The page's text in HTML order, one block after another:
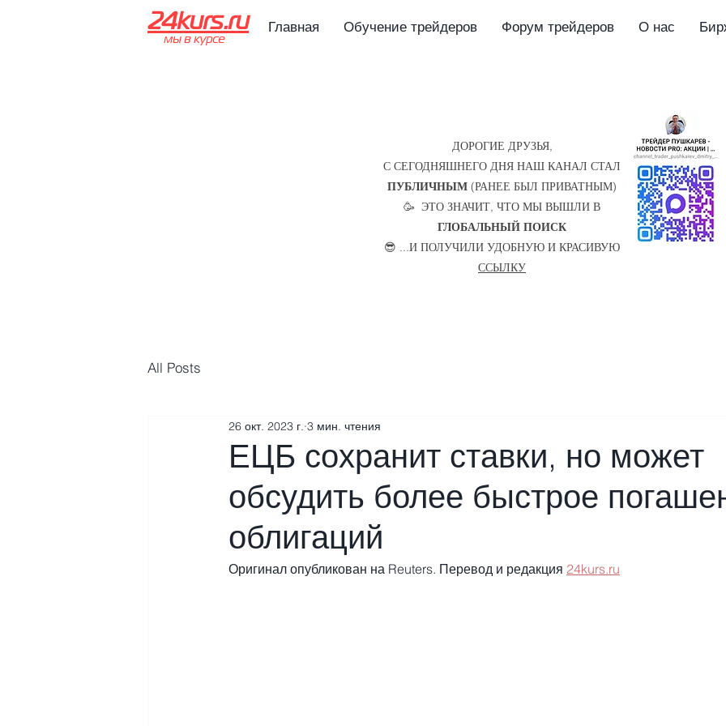
24kurs.ru
мы в курсе
Главная Обучение трейдеров Форум трейдеров О нас
ДОРОГИЕ ДРУЗЬЯ,
С СЕГОДНЯШНЕГО ДНЯ НАШ КАНАЛ СТАЛ
ПУБЛИЧНЫМ (РАНЕЕ БЫЛ ПРИВАТНЫМ)
🥳 ЭТО ЗНАЧИТ, ЧТО МЫ ВЫШЛИ В
ГЛОБАЛЬНЫЙ ПОИСК
😎 ...И ПОЛУЧИЛИ УДОБНУЮ И КРАСИВУЮ
ССЫЛКУ
All Posts
ЕЦБ сохранит ставки, но может
обсудить более быстрое
облигаций
26 окт. 2023 г. 3 мин. чтения
Оригинал опубликован на Reuters. Перевод и редакция 24kurs.ru